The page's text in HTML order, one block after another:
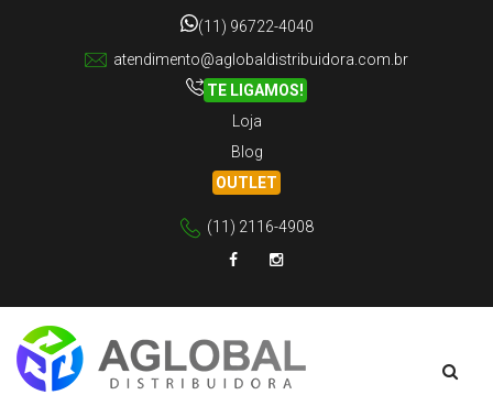
(11) 96722-4040
atendimento@aglobaldistribuidora.com.br
TE LIGAMOS!
Loja
Blog
OUTLET
(11) 2116-4908